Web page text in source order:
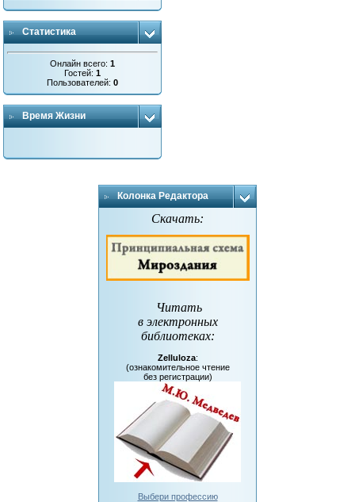
Статистика
Онлайн всего:1
Гостей:1
Пользователей:0
Время Жизни
Колонка Редактора
Скачать:
Читать
в электронных
библиотеках:
Zelluloza:
(ознакомительное чтение
без регистрации)
Выбери профессию